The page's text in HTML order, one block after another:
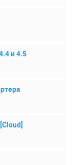
и 4.5